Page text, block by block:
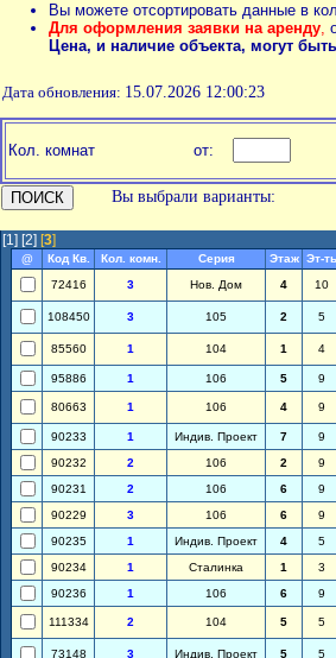
Вы можете отсортировать данные в
Для оформления заявки на аренду,
Цена, и наличие объекта, могут
Дата обновления: 15.07.2026 12:00:23
Кол. комнат от:
Вы выбрали варианты:
[1] [2] [3]
@ Код Кв. Кол. комн. Серия Этаж Эт-ть
72416
3 Нов. Дом 4 10
108450 3 105 2 5
85560 1 104 1 4
95886 1 106 5 9
80663 1 106 4 9
90233 1 Индив. Проект 7 9
90232
2 106 2 9
90231
2 106 6 9
90229
3 106 6 9
90235
1 Индив. Проект 4 5
90234
1 Сталинка 1 3
90236
1 106 6 9
111334 2 104 5 5
73148 3 Индив. Проект 5 5